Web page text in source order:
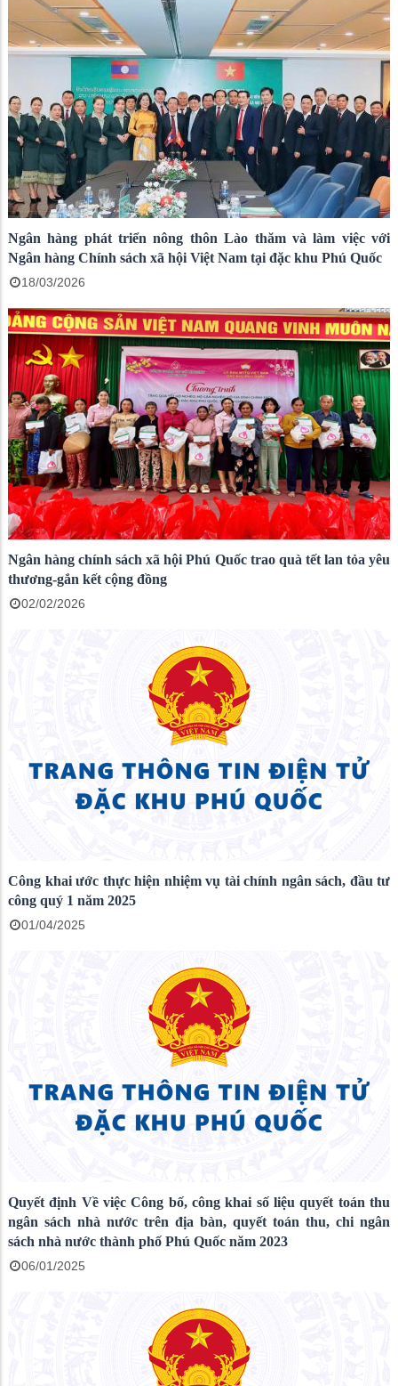
Ngân hàng phát triển nông thôn Lào thăm và làm việc với
Ngân hàng Chính sách xã hội Việt Nam tại đặc khu Phú Quốc
18/03/2026
Ngân hàng chính sách xã hội Phú Quốc trao quà tết lan tỏa yêu
thương-gắn kết cộng đồng
02/02/2026
Công khai ước thực hiện nhiệm vụ tài chính ngân sách, đầu tư
công quý 1 năm 2025
01/04/2025
Quyết định Về việc Công bố, công khai số liệu quyết toán thu
ngân sách nhà nước trên địa bàn, quyết toán thu, chi ngân
sách nhà nước thành phố Phú Quốc năm 2023
06/01/2025